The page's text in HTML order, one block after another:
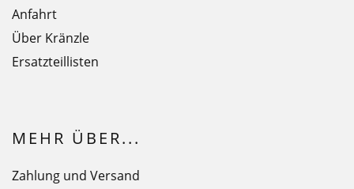
Anfahrt
Über Kränzle
Ersatzteillisten
MEHR ÜBER...
Zahlung und Versand